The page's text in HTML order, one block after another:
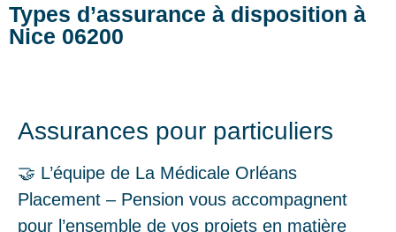
Types d’assurance à disposition à
Nice 06200
Assurances pour particuliers
🤝 L’équipe de La Médicale Orléans
Placement – Pension vous accompagnent
pour l’ensemble de vos projets en matière